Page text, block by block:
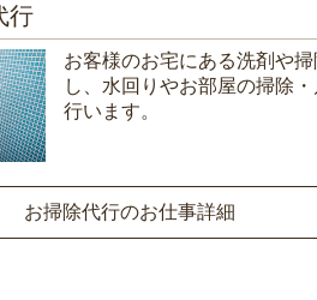
行
お客様のお宅にある洗剤や
し、水回りやお部屋の掃除
行います。
お掃除代行のお仕事詳細